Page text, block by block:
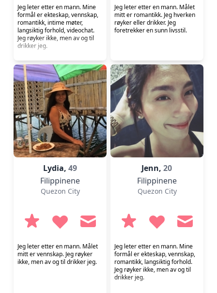
Jeg leter etter en mann. Mine
formål er ekteskap, vennskap,
romantikk, intime møter,
langsiktig forhold, videochat.
Jeg røyker ikke, men av og til
drikker jeg.
Jeg leter etter en mann. Målet
mitt er romantikk. Jeg hverken
røyker eller drikker. Jeg
foretrekker en sunn livsstil.
Lydia, 49
Filippinene
Quezon City
Jeg leter etter en mann. Målet
mitt er vennskap. Jeg røyker
ikke, men av og til drikker jeg.
Jenn,20
Filippinene
Quezon City
Jeg leter etter en mann. Mine
formål er ekteskap, vennskap,
romantikk, langsiktig forhold.
Jeg røyker ikke, men av og til
drikker jeg.